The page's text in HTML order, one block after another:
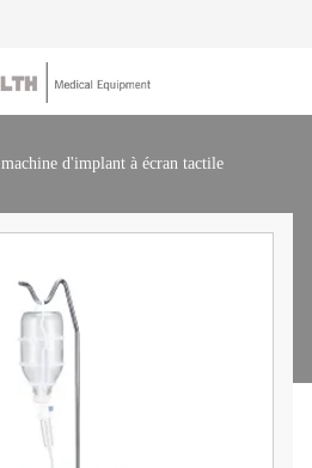
machine d'implant à écran tactile